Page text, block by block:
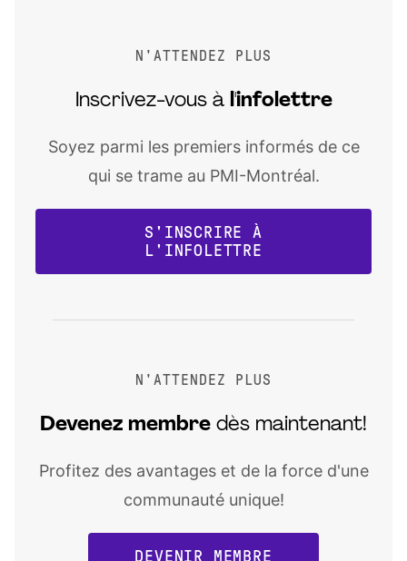
N'ATTENDEZ PLUS
Inscrivez-vous à l'infolettre
Soyez parmi les premiers informés de ce
qui se trame au PMI-Montréal.
S'INSCRIRE À
L'INFOLETTRE
N'ATTENDEZ PLUS
Devenez membre dès maintenant!
Profitez des avantages et de la force d'une
communauté unique!
DEVENIR MEMBRE